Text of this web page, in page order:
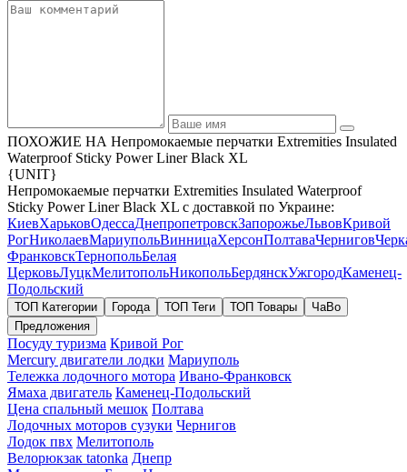
ПОХОЖИЕ НА Непромокаемые перчатки Extremities Insulated
Waterproof Sticky Power Liner Black XL
{UNIT}
Непромокаемые перчатки Extremities Insulated Waterproof
Sticky Power Liner Black XL с доставкой по Украине:
КиевХарьковОдессаДнепропетровскЗапорожьеЛьвовКривой
РогНиколаевМариупольВинницаХерсонПолтаваЧернигов
ФранковскТернопольБелая
ЦерковьЛуцкМелитопольНикопольБердянскУжгородКаменец-
Подольский
ТОП Категории Города ТОП Теги ТОП Товары
ЧаВо
Предложения
Посуду туризма Кривой Рог
Mercury двигатели лодки Мариуполь
Тележка лодочного мотора Ивано-Франковск
Ямаха двигатель Каменец-Подольский
Цена спальный мешок Полтава
Лодочных моторов сузуки Чернигов
Лодок пвх Мелитополь
Велорюкзак tatonka Днепр